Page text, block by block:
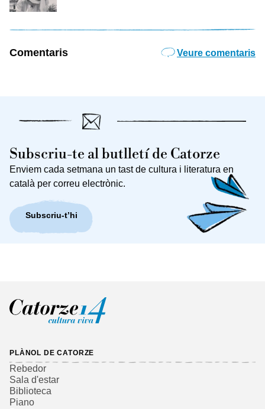
Comentaris Veure comentaris
Subscriu-te al butlletí de Catorze
Enviem cada setmana un tast de cultura i literatura en
català per correu electrònic.
Subscriu-t’hi
PLÀNOL DE CATORZE
Rebedor
Sala d'estar
Biblioteca
Piano